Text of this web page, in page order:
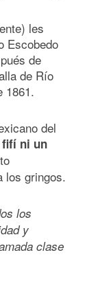
les
Escobedo
de
de Río
1861.
del
ni un
los gringos.
los
y
clase